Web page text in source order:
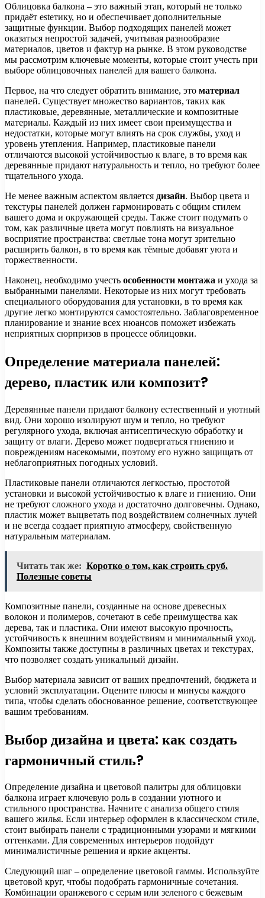
Облицовка балкона – это важный этап, который не только
придаёт estетику, но и обеспечивает дополнительные
защитные функции. Выбор подходящих панелей может
оказаться непростой задачей, учитывая разнообразие
материалов, цветов и фактур на рынке. В этом руководстве
мы рассмотрим ключевые моменты, которые стоит учесть при
выборе облицовочных панелей для вашего балкона.
Первое, на что следует обратить внимание, это материал
панелей. Существует множество вариантов, таких как
пластиковые, деревянные, металлические и композитные
материалы. Каждый из них имеет свои преимущества и
недостатки, которые могут влиять на срок службы, уход и
уровень утепления. Например, пластиковые панели
отличаются высокой устойчивостью к влаге, в то время как
деревянные придают натуральность и тепло, но требуют более
тщательного ухода.
Не менее важным аспектом является дизайн. Выбор цвета и
текстуры панелей должен гармонировать с общим стилем
вашего дома и окружающей среды. Также стоит подумать о
том, как различные цвета могут повлиять на визуальное
восприятие пространства: светлые тона могут зрительно
расширить балкон, в то время как тёмные добавят уюта и
торжественности.
Наконец, необходимо учесть особенности монтажа и ухода за
выбранными панелями. Некоторые из них могут требовать
специального оборудования для установки, в то время как
другие легко монтируются самостоятельно. Заблаговременное
планирование и знание всех нюансов поможет избежать
неприятных сюрпризов в процессе облицовки.
Определение материала панелей:
дерево, пластик или композит?
Деревянные панели придают балкону естественный и уютный
вид. Они хорошо изолируют шум и тепло, но требуют
регулярного ухода, включая антисептическую обработку и
защиту от влаги. Дерево может подвергаться гниению и
повреждениям насекомыми, поэтому его нужно защищать от
неблагоприятных погодных условий.
Пластиковые панели отличаются легкостью, простотой
установки и высокой устойчивостью к влаге и гниению. Они
не требуют сложного ухода и достаточно долговечны. Однако,
пластик может выцветать под воздействием солнечных лучей
и не всегда создает приятную атмосферу, свойственную
натуральным материалам.
Читать так же: Коротко о том, как строить сруб.
Полезные советы
Композитные панели, созданные на основе древесных
волокон и полимеров, сочетают в себе преимущества как
дерева, так и пластика. Они имеют высокую прочность,
устойчивость к внешним воздействиям и минимальный уход.
Композиты также доступны в различных цветах и текстурах,
что позволяет создать уникальный дизайн.
Выбор материала зависит от ваших предпочтений, бюджета и
условий эксплуатации. Оцените плюсы и минусы каждого
типа, чтобы сделать обоснованное решение, соответствующее
вашим требованиям.
Выбор дизайна и цвета: как создать
гармоничный стиль?
Определение дизайна и цветовой палитры для облицовки
балкона играет ключевую роль в создании уютного и
стильного пространства. Начните с анализа общего стиля
вашего жилья. Если интерьер оформлен в классическом стиле,
стоит выбирать панели с традиционными узорами и мягкими
оттенками. Для современных интерьеров подойдут
минималистичные решения и яркие акценты.
Следующий шаг – определение цветовой гаммы. Используйте
цветовой круг, чтобы подобрать гармоничные сочетания.
Комбинации оранжевого с серым или зеленого с бежевым